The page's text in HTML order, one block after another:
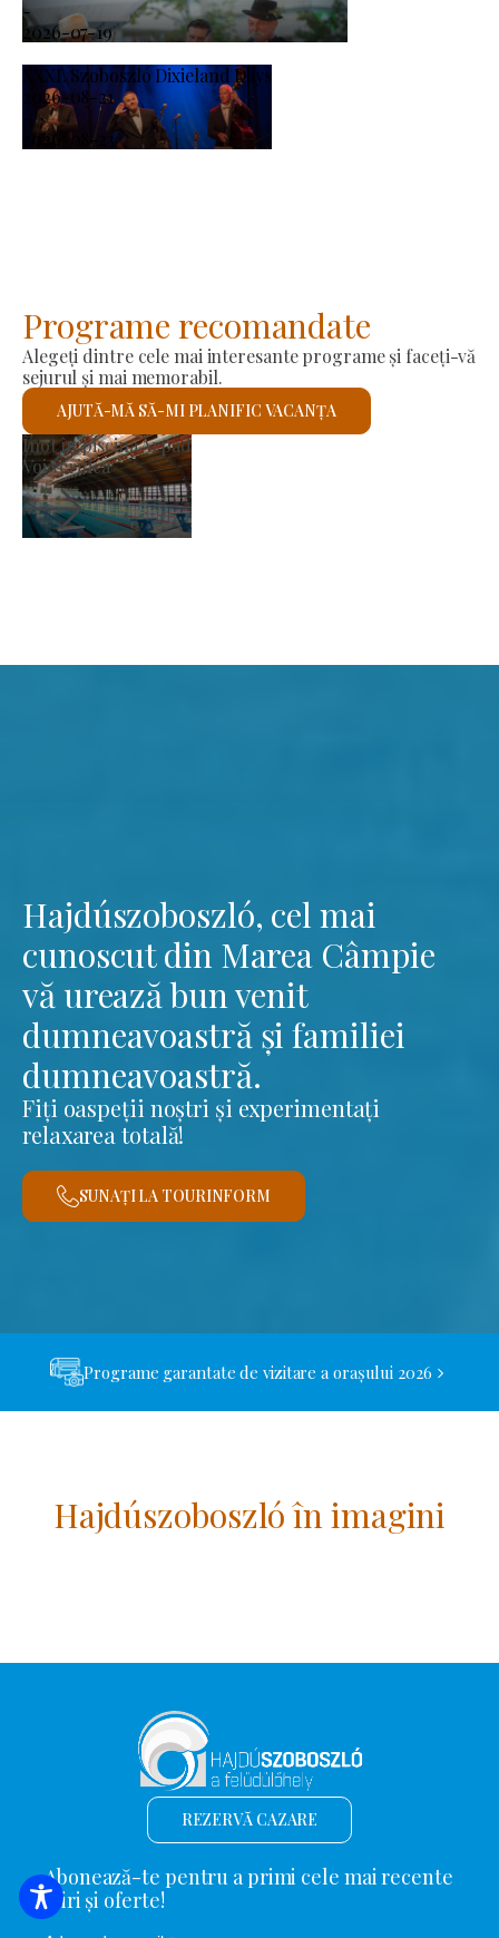
-
2026-07-19
XXXI. Szoboszló Dixieland Days
2026-08-21
-
2026-08-23
Programe recomandate
Alegeți dintre cele mai interesante programe și faceți-vă
sejurul și mai memorabil.
AJUTĂ-MĂ SĂ-MI PLANIFIC VACANȚA
Biserica romano-catolică Sfântul László
Voi verifica
Hajdúszoboszló, cel mai
cunoscut din Marea Câmpie
vă urează bun venit
dumneavoastră și familiei
dumneavoastră.
Fiți oaspeții noștri și experimentați
relaxarea totală!
SUNAȚI LA TOURINFORM
Programe garantate de vizitare a orașului 2026
Hajdúszoboszló în imagini
REZERVĂ CAZARE
Abonează-te pentru a primi cele mai recente
știri și oferte!